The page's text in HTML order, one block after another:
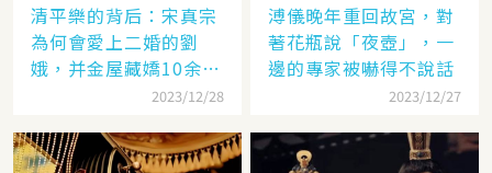
清平樂的背后：宋真宗
為何會愛上二婚的劉
娥，并金屋藏嬌10余
2023/12/28
溥儀晚年重回故宮，對
著花瓶說「夜壺」，一
邊的專家被嚇得不說話
2023/12/27